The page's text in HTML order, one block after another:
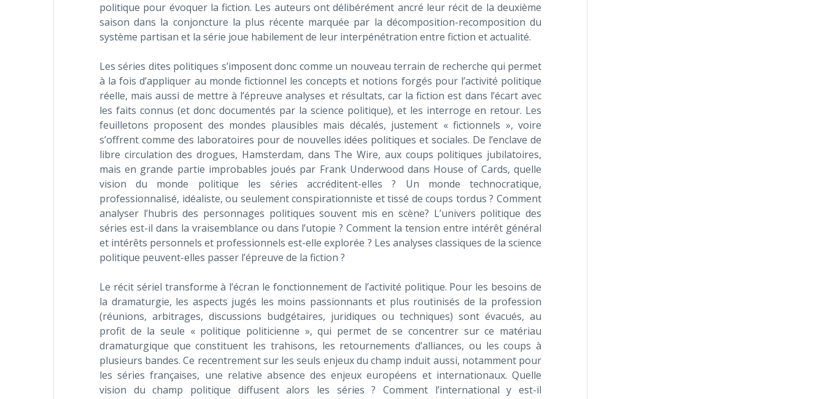
politique pour évoquer la fiction. Les auteurs ont délibérément ancré leur récit de la deuxième
saison dans la conjoncture la plus récente marquée par la décomposition-recomposition du
système partisan et la série joue habilement de leur interpénétration entre fiction et actualité.
Les séries dites politiques s’imposent donc comme un nouveau terrain de recherche qui permet
à la fois d’appliquer au monde fictionnel les concepts et notions forgés pour l’activité politique
réelle, mais aussi de mettre à l’épreuve analyses et résultats, car la fiction est dans l’écart avec
les faits connus (et donc documentés par la science politique), et les interroge en retour. Les
feuilletons proposent des mondes plausibles mais décalés, justement « fictionnels », voire
s’offrent comme des laboratoires pour de nouvelles idées politiques et sociales. De l’enclave de
libre circulation des drogues, Hamsterdam, dans The Wire, aux coups politiques jubilatoires,
mais en grande partie improbables joués par Frank Underwood dans House of Cards, quelle
vision du monde politique les séries accréditent-elles ? Un monde technocratique,
professionnalisé, idéaliste, ou seulement conspirationniste et tissé de coups tordus ? Comment
analyser l’hubris des personnages politiques souvent mis en scène? L’univers politique des
séries est-il dans la vraisemblance ou dans l’utopie ? Comment la tension entre intérêt général
et intérêts personnels et professionnels est-elle explorée ? Les analyses classiques de la science
politique peuvent-elles passer l’épreuve de la fiction ?
Le récit sériel transforme à l’écran le fonctionnement de l’activité politique. Pour les besoins de
la dramaturgie, les aspects jugés les moins passionnants et plus routinisés de la profession
(réunions, arbitrages, discussions budgétaires, juridiques ou techniques) sont évacués, au
profit de la seule « politique politicienne », qui permet de se concentrer sur ce matériau
dramaturgique que constituent les trahisons, les retournements d’alliances, ou les coups à
plusieurs bandes. Ce recentrement sur les seuls enjeux du champ induit aussi, notamment pour
les séries françaises, une relative absence des enjeux européens et internationaux. Quelle
vision du champ politique diffusent alors les séries ? Comment l’international y est-il